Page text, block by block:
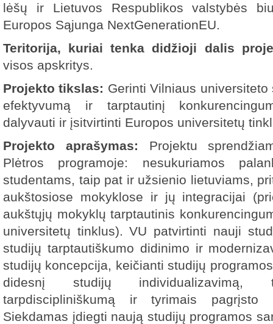
lėšų ir Lietuvos Respublikos valstybės
Europos Sąjunga NextGenerationEU.
Teritorija, kuriai tenka didžioji dalis
visos apskritys.
Projekto tikslas: Gerinti Vilniaus
efektyvumą ir tarptautinį
dalyvauti ir įsitvirtinti Europos universitetų
Projekto aprašymas: Projektu
Plėtros programoje: nesukuriamos
studentams, taip pat ir užsienio lietuviams,
aukštosiose mokyklose ir jų integracijai
aukštųjų mokyklų tarptautinis
universitetų tinklus). VU patvirtinti nauji
studijų tarptautiškumo didinimo ir
studijų koncepcija, keičianti studijų
didesnį studijų individualizavimą,
tarpdiscipliniškumą ir tyrimais pagrįsto
Siekdamas įdiegti naują studijų programos